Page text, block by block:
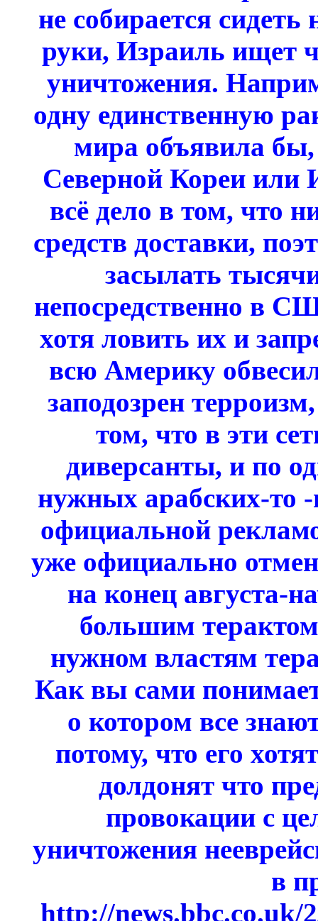
не собирается
руки, Израиль ищет
уничтожения.
одну единственную
мира объявила
Северной Кореи
всё дело в том, что
средств доставки,
засылать
непосредственно в
хотя ловить их и
всю Америку
заподозрен
том, что в эти
диверсанты, и по
нужных арабских-то -
официальной
уже официально
на конец августа-
большим
нужном властям
Как вы сами
о котором все
потому, что его
долдонят что
провокации с
уничтожения
в
http://news.bbc.co.uk/